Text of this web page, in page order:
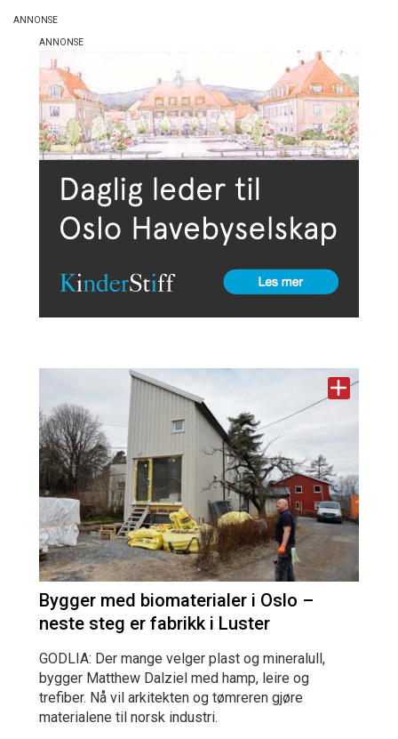
Bygger med biomaterialer i Oslo –
neste steg er fabrikk i Luster
GODLIA: Der mange velger plast og mineralull,
bygger Matthew Dalziel med hamp, leire og
trefiber. Nå vil arkitekten og tømreren gjøre
materialene til norsk industri.